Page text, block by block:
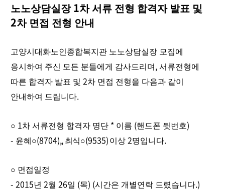
노노상담실장 1차 서류 전형 합격자 발표 및
2차 면접 전형 안내
고양시대화노인종합복지관 노노상담실장 모집에
응시하여 주신 모든 분들에게 감사드리며 , 서류전형에
따른 합격자 발표 및 2차 면접 전형을 다음과 같이
안내하여 드립니다.
○ 1차 서류전형 합격자 명단 * 이름 (핸드폰 뒷번호)
- 윤혜 ○(8704),, 최식○(9535) 이상2명입니다.
○ 면접일정
- 2015년 2월 26일 (목) (시간은 개별연락 드렸습니다.)